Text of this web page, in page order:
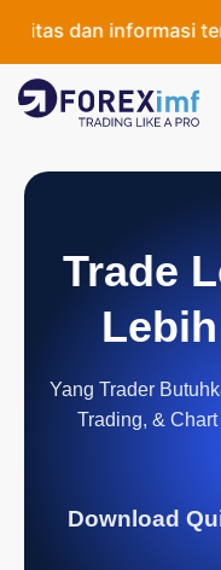
dan informasi
Trade
Yang Trader
Trading, &
Download